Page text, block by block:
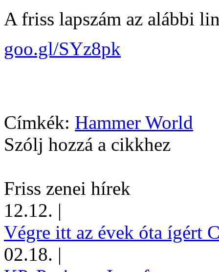
A friss lapszám az alábbi
goo.gl/SYz8pk
Címkék: Hammer World
Szólj hozzá a cikkhez
Friss zenei hírek
12.12. |
Végre itt az évek óta ígért
02.18. |